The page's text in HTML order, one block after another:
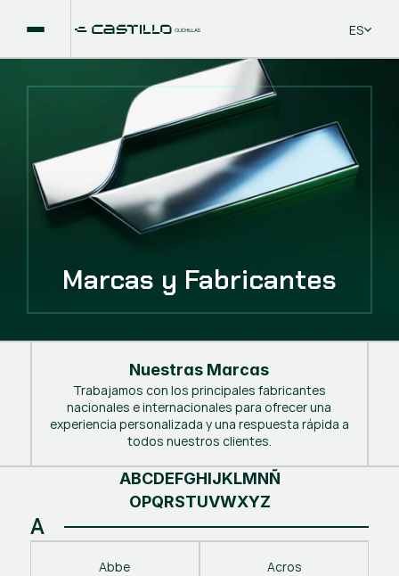
Select
ES
Nuestras Marcas
Trabajamos con los principales fabricantes
nacionales e internacionales para ofrecer una
experiencia personalizada y una respuesta rápida a
todos nuestros clientes.
A
Abbe Acros
ABCDEFGHIJKLMNÑ
OPQRSTUVWXYZ
Marcas y Fabricantes